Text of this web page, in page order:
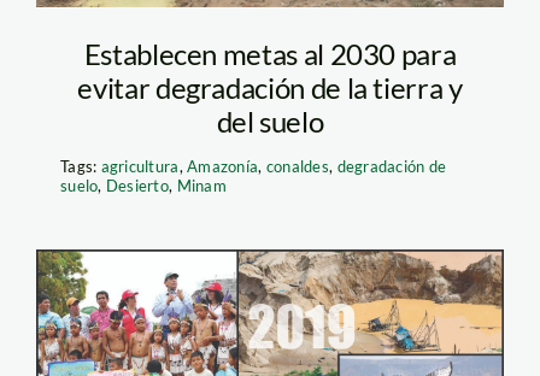
Establecen metas al 2030 para
evitar degradación de la tierra y
del suelo
Tags: agricultura,Amazonía, conaldes, degradación de
suelo, Desierto, Minam
2019-spda